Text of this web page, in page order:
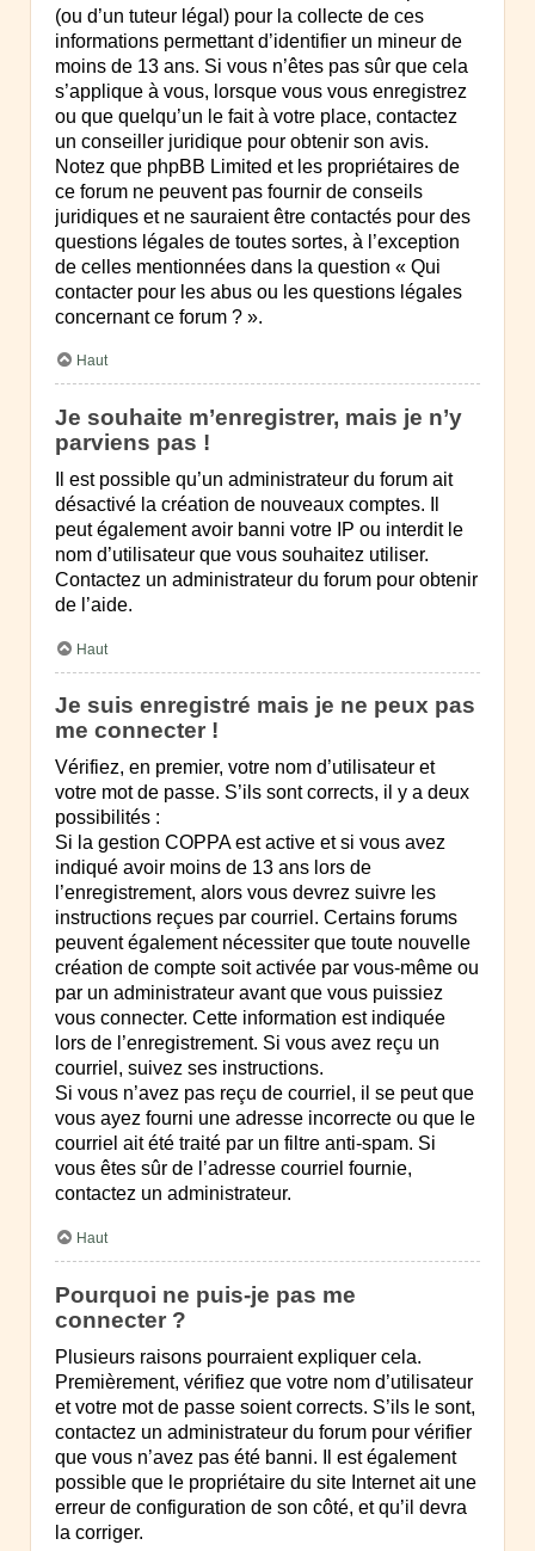
(ou d’un tuteur légal) pour la collecte de ces
informations permettant d’identifier un mineur de
moins de 13 ans. Si vous n’êtes pas sûr que cela
s’applique à vous, lorsque vous vous enregistrez
ou que quelqu’un le fait à votre place, contactez
un conseiller juridique pour obtenir son avis.
Notez que phpBB Limited et les propriétaires de
ce forum ne peuvent pas fournir de conseils
juridiques et ne sauraient être contactés pour des
questions légales de toutes sortes, à l’exception
de celles mentionnées dans la question « Qui
contacter pour les abus ou les questions légales
concernant ce forum ? ».
Haut
Je souhaite m’enregistrer, mais je n’y
parviens pas !
Il est possible qu’un administrateur du forum ait
désactivé la création de nouveaux comptes. Il
peut également avoir banni votre IP ou interdit le
nom d’utilisateur que vous souhaitez utiliser.
Contactez un administrateur du forum pour obtenir
de l’aide.
Haut
Je suis enregistré mais je ne peux pas
me connecter !
Vérifiez, en premier, votre nom d’utilisateur et
votre mot de passe. S’ils sont corrects, il y a deux
possibilités :
Si la gestion COPPA est active et si vous avez
indiqué avoir moins de 13 ans lors de
l’enregistrement, alors vous devrez suivre les
instructions reçues par courriel. Certains forums
peuvent également nécessiter que toute nouvelle
création de compte soit activée par vous-même ou
par un administrateur avant que vous puissiez
vous connecter. Cette information est indiquée
lors de l’enregistrement. Si vous avez reçu un
courriel, suivez ses instructions.
Si vous n’avez pas reçu de courriel, il se peut que
vous ayez fourni une adresse incorrecte ou que le
courriel ait été traité par un filtre anti-spam. Si
vous êtes sûr de l’adresse courriel fournie,
contactez un administrateur.
Haut
Pourquoi ne puis-je pas me
connecter ?
Plusieurs raisons pourraient expliquer cela.
Premièrement, vérifiez que votre nom d’utilisateur
et votre mot de passe soient corrects. S’ils le sont,
contactez un administrateur du forum pour vérifier
que vous n’avez pas été banni. Il est également
possible que le propriétaire du site Internet ait une
erreur de configuration de son côté, et qu’il devra
la corriger.